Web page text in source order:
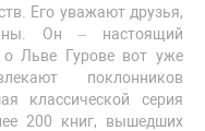
Его уважают друзья,
Он – настоящий
о Льве Гурове вот уже
поклонников
классической серия
200 книг, вышедших